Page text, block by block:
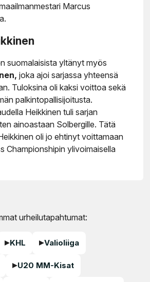
Marcus
suomalaisista yltänyt myös
joka ajoi sarjassa yhteensä
Tuloksina oli kaksi voittoa sekä
palkintopallisijoitusta.
Heikkinen tuli sarjan
ainoastaan Solbergille. Tätä
oli jo ehtinyt voittamaan
Championshipin ylivoimaisella
urheilutapahtumat:
KHL Valioliiga
U20 MM-Kisat